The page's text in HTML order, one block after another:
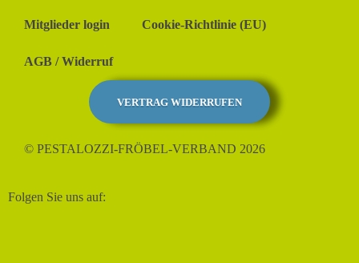
Mitglieder login Cookie-Richtlinie (EU)
AGB / Widerruf
VERTRAG WIDERRUFEN
© PESTALOZZI-FRÖBEL-VERBAND 2026
Folgen Sie uns auf: